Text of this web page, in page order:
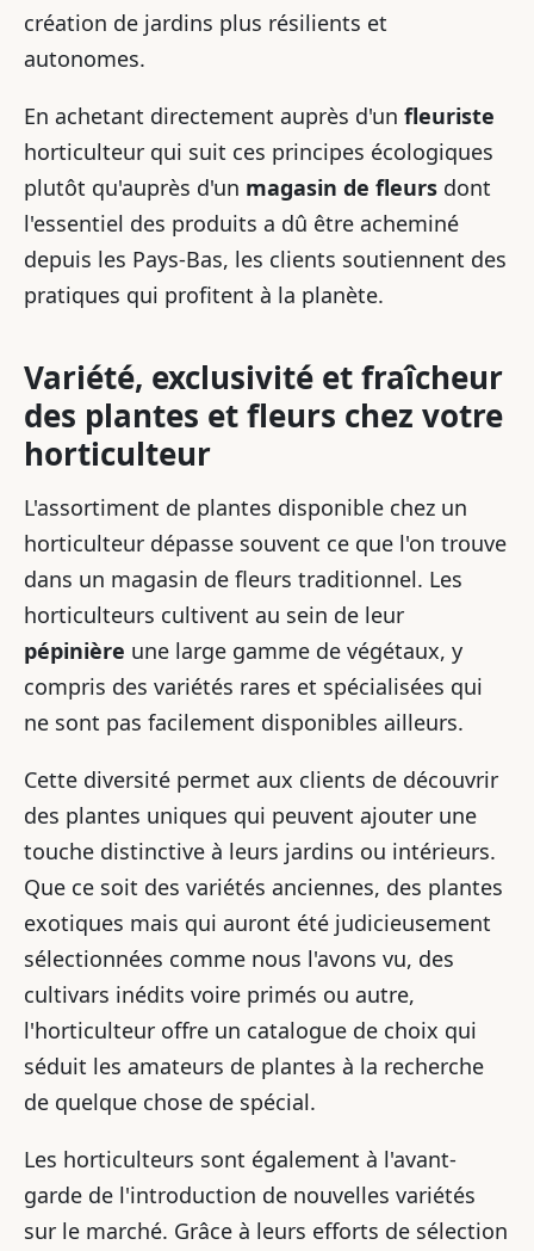
création de jardins plus résilients et
autonomes.
En achetant directement auprès d'un fleuriste
horticulteur qui suit ces principes écologiques
plutôt qu'auprès d'un magasin de fleurs dont
l'essentiel des produits a dû être acheminé
depuis les Pays-Bas, les clients soutiennent des
pratiques qui profitent à la planète.
Variété, exclusivité et fraîcheur
des plantes et fleurs chez votre
horticulteur
L'assortiment de plantes disponible chez un
horticulteur dépasse souvent ce que l'on trouve
dans un magasin de fleurs traditionnel. Les
horticulteurs cultivent au sein de leur
pépinière une large gamme de végétaux, y
compris des variétés rares et spécialisées qui
ne sont pas facilement disponibles ailleurs.
Cette diversité permet aux clients de découvrir
des plantes uniques qui peuvent ajouter une
touche distinctive à leurs jardins ou intérieurs.
Que ce soit des variétés anciennes, des plantes
exotiques mais qui auront été judicieusement
sélectionnées comme nous l'avons vu, des
cultivars inédits voire primés ou autre,
l'horticulteur offre un catalogue de choix qui
séduit les amateurs de plantes à la recherche
de quelque chose de spécial.
Les horticulteurs sont également à l'avant-
garde de l'introduction de nouvelles variétés
sur le marché. Grâce à leurs efforts de sélection